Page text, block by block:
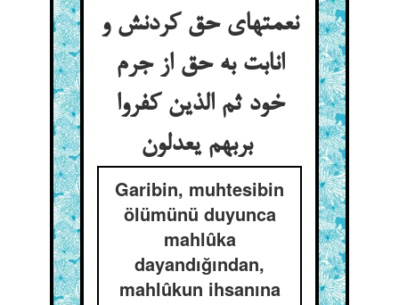
نعمتهای حق کردنش و
انابت به حق از جرم
خود ثم الذین کفروا
بربهم یعدلون
Garibin, muhtesibin
ölümünü duyunca
mahlûka
dayandığından,
mahlûkun ihsanına